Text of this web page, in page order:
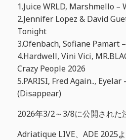
1.Juice WRLD, Marshmello –
2.Jennifer Lopez & David
Tonight
3.Ofenbach, Sofiane Pamart
4.Hardwell, Vini Vici,
Crazy People 2026
5.PARISI, Fred Again..,
(Disappear)
2026年3/2～3/8に公開された
Adriatique LIVE、ADE 2025よ